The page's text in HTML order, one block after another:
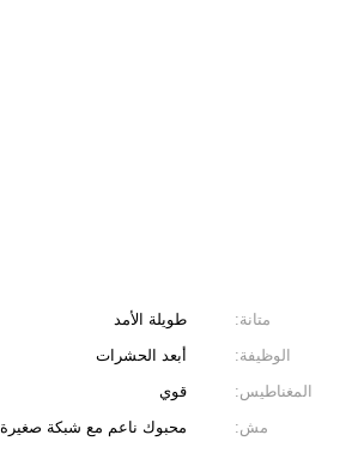
متانة:
طويلة الأمد
الوظيفة:
أبعد الحشرات
المغناطيس:
قوي
مش:
محبوك ناعم مع شبكة صغيرة